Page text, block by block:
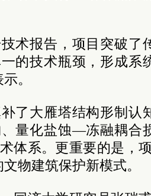
术报告，项目突破了
的技术瓶颈，形成系
。
了大雁塔结构形制认
量化盐蚀—冻融耦合
体系。更重要的是，
物建筑保护新模式。